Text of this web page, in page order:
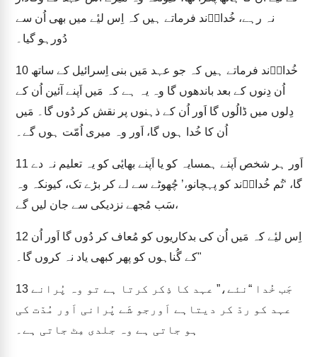
نہ رہے، خُداوؔند فرماتے ہیں کہ اِس لیٔے میں بھی اُن سے
دُورہو گیا۔
10
اُن دِنوں کے بعد باندھوں گا وہ یہ ہے کہ مَیں اَپنے آئین اُن کے
دِلوں میں ڈالُوں گا اَور اُن کے ذہنوں پر نقش کر دُوں گا۔ مَیں
اُن کا خُدا ہوں گا، اَور وہ میری اُمّت ہوں گے۔
11
گا، ‘تُم خُداوؔند کو پہچانو،’ چُھوٹے سے لے کر بڑے تک، کیونکہ وہ
سَب مُجھے نزدیکی سے جان لیں گے،
12
کے گُناہوں کو پھر کبھی یاد نہ کروں گا۔"
13
عہد کو ردّ کر دیتاہے اَورجو شَے پُرانی اَور مُدّت کی
ہو جاتی ہے وہ جلدی مِٹ جاتی ہے۔